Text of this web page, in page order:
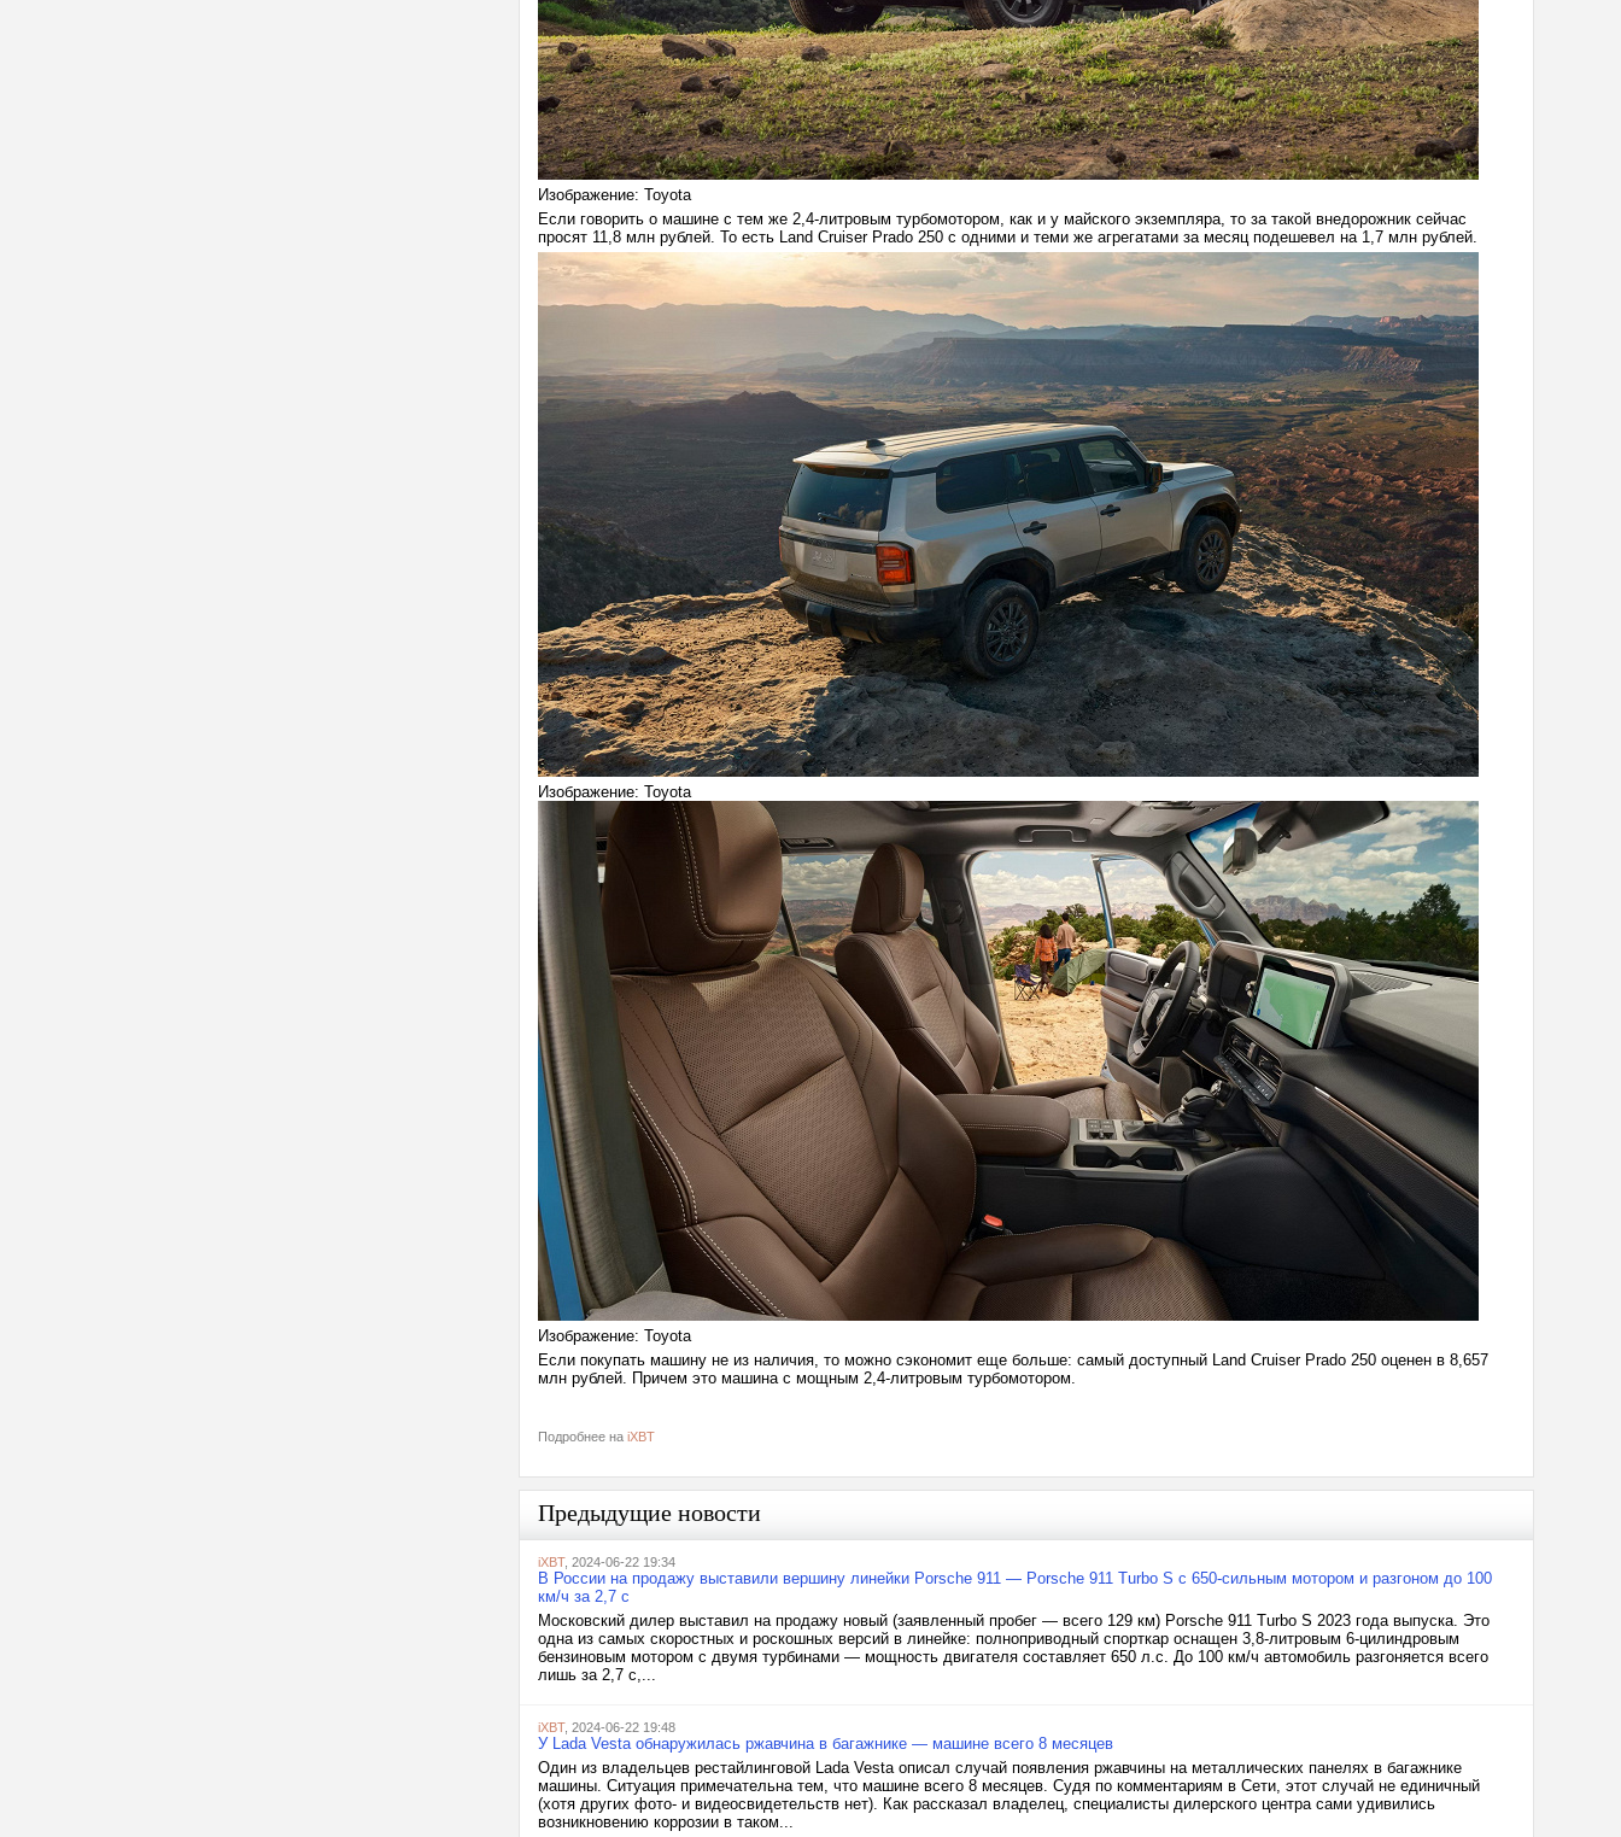
Изображение: Toyota
Если говорить о машине с тем же 2,4-литровым турбомотором, как и у майского экземпляра, то за такой внедорожник сейчас
просят 11,8 млн рублей. То есть Land Cruiser Prado 250 с одними и теми же агрегатами за месяц подешевел на 1,7 млн рублей.
Изображение: Toyota
Изображение: Toyota
Если покупать машину не из наличия, то можно сэкономит еще больше: самый доступный Land Cruiser Prado 250 оценен в 8,657
млн рублей. Причем это машина с мощным 2,4-литровым турбомотором.
Подробнее на iXBT
Предыдущие новости
iXBT, 2024-06-22 19:34
В России на продажу выставили вершину линейки Porsche 911 — Porsche 911 Turbo S с 650-сильным мотором и разгоном до 100
км/ч за 2,7 с
Московский дилер выставил на продажу новый (заявленный пробег — всего 129 км) Porsche 911 Turbo S 2023 года выпуска. Это
одна из самых скоростных и роскошных версий в линейке: полноприводный спорткар оснащен 3,8-литровым 6-цилиндровым
бензиновым мотором с двумя турбинами — мощность двигателя составляет 650 л.с. До 100 км/ч автомобиль разгоняется всего
лишь за 2,7 с,...
iXBT, 2024-06-22 19:48
У Lada Vesta обнаружилась ржавчина в багажнике — машине всего 8 месяцев
Один из владельцев рестайлинговой Lada Vesta описал случай появления ржавчины на металлических панелях в багажнике
машины. Ситуация примечательна тем, что машине всего 8 месяцев. Судя по комментариям в Сети, этот случай не единичный
(хотя других фото- и видеосвидетельств нет). Как рассказал владелец, специалисты дилерского центра сами удивились
возникновению коррозии в таком...